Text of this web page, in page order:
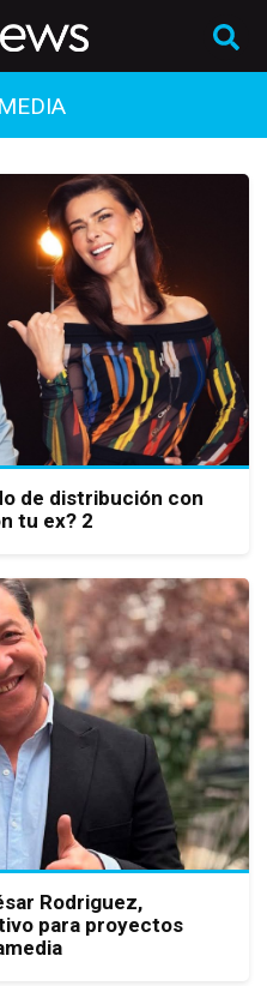
de distribución con
tu ex? 2
Rodriguez,
para proyectos